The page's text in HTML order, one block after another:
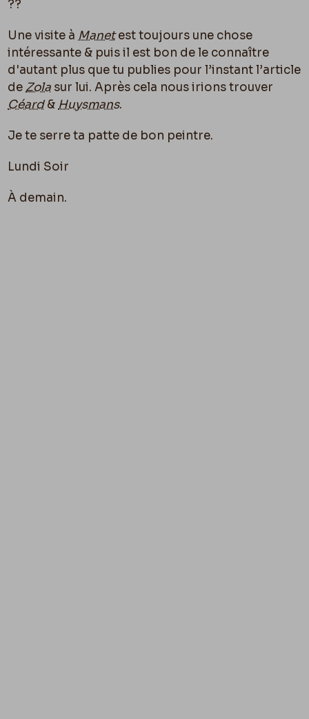
??
Une visite à Manetest toujours une chose
intéressante & puis il est bon de le connaître
d'autant plus que tu publies pour l’instant l’article
de Zola sur lui. Après cela nous irions trouver
Céard& Huysmans.
Je te serre ta patte de bon peintre.
Lundi Soir
À demain.